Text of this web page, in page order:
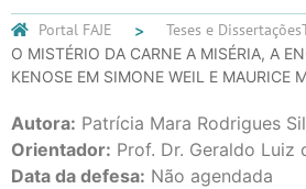
Portal FAJE Teses e Dissertações
O MISTÉRIO DA CARNE A MISÉRIA, A
KENOSE EM SIMONE WEIL E MAURICE
Autora: Patrícia Mara Rodrigues
Orientador: Prof. Dr. Geraldo Luiz
Data da defesa: Não agendada